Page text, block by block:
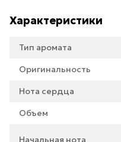
Характеристики
Тип аромата
Оригинальность
Нота сердца
Объем
Начальная нота